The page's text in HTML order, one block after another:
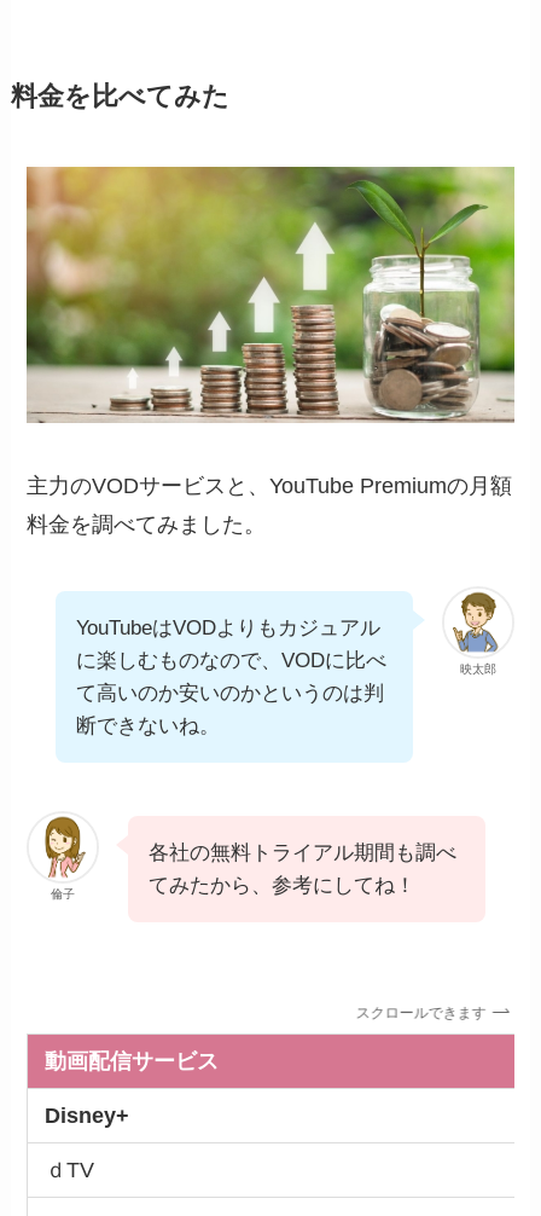
料金を比べてみた
主力のVODサービスと、YouTube Premiumの月額
料金を調べてみました。
映太郎
YouTubeはVODよりもカジュアル
に楽しむものなので、VODに比べ
て高いのか安いのかというのは判
断できないね。
倫子
各社の無料トライアル期間も調べ
てみたから、参考にしてね！
スクロールできます
動画配信サービス
Disney+
ｄTV